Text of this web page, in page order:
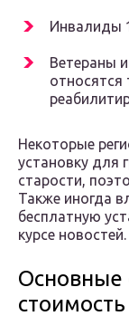
Инвалиды
Ветераны
Некоторые
установку для
старости,
Также иногда
бесплатную
курсе новостей.